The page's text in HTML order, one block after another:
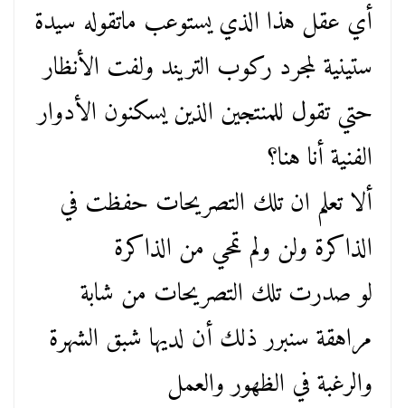
أي عقل هذا الذي يستوعب ماتقوله سيدة
ستينية لمجرد ركوب التريند ولفت الأنظار
حتي تقول للمنتجين الذين يسكنون الأدوار
الفنية أنا هنا؟
ألا تعلم ان تلك التصريحات حفظت في
الذاكرة ولن ولم تمحي من الذاكرة
لو صدرت تلك التصريحات من شابة
مراهقة سنبرر ذلك أن لديها شبق الشهرة
والرغبة في الظهور والعمل